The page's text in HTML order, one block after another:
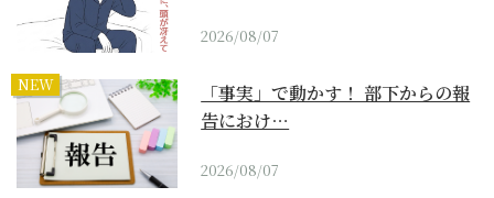
2026/08/07
NEW
「事実」で動かす！ 部下からの報
告におけ…
2026/08/07